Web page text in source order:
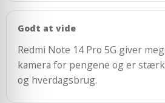
Godt at vide
Redmi Note 14 Pro 5G giver
kamera for pengene og er
og hverdagsbrug.